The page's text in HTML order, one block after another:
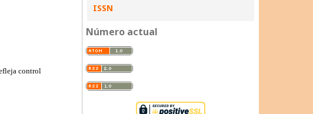
ISSN
Número actual